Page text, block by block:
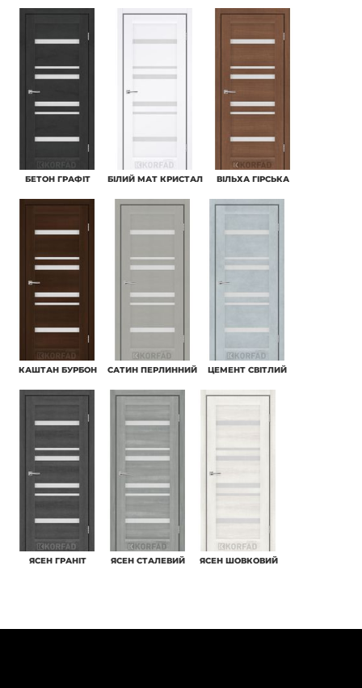
БЕТОН ГРАФІТ БІЛИЙ МАТ КРИСТАЛ ВІЛЬХА ГІРСЬКА
КАШТАН БУРБОН САТИН ПЕРЛИННИЙ ЦЕМЕНТ СВІТЛИЙ
ЯСЕН ГРАНІТ ЯСЕН СТАЛЕВИЙ ЯСЕН ШОВКОВИЙ